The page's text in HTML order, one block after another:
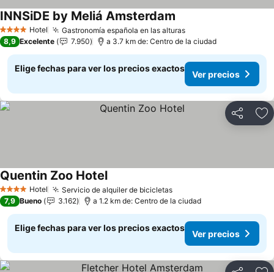
4 EstrellasHotel Gastronomía española en las alturas
INNSiDE by Meliá Amsterdam
8,9 Excelente 7.950 a 3.7 km de: Centro de la ciudad
Elige fechas para ver los precios exactos
Ver precios
Compartir
4 EstrellasHotel Servicio de alquiler de bicicletas
Quentin Zoo Hotel
7,9 Bueno 3.162 a 1.2 km de: Centro de la ciudad
Elige fechas para ver los precios exactos
Ver precios